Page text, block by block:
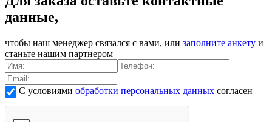
данные,
чтобы наш менеджер связался с вами, или заполните анкету и
станьте нашим партнером
С условиями обработки персональных данных согласен